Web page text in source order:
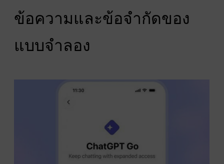
ข้อความและข้อจำกัดของ
แบบจำลอง